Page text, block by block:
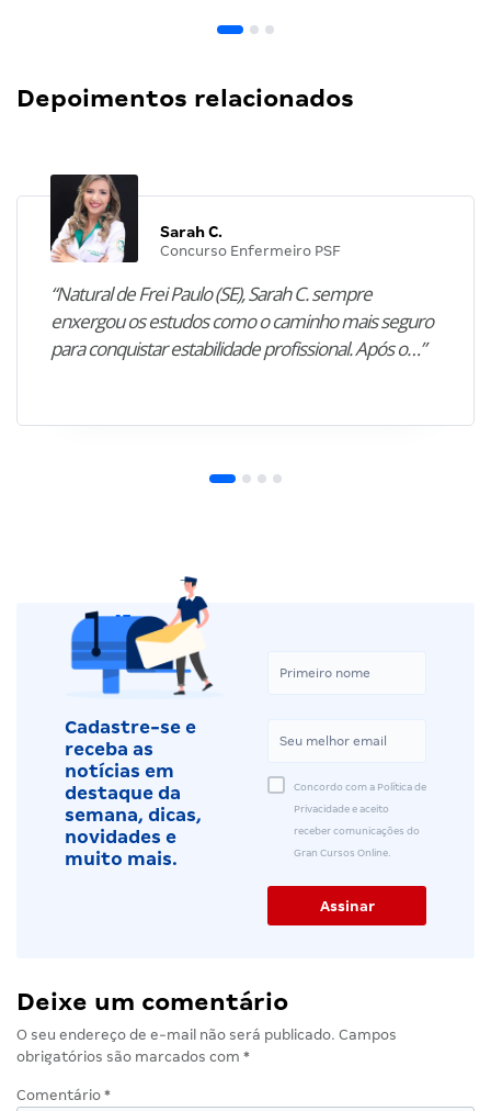
Depoimentos relacionados
Sarah C.
Concurso Enfermeiro PSF
“Natural de Frei Paulo (SE), Sarah C. sempre
enxergou os estudos como o caminho mais seguro
para conquistar estabilidade profissional. Após o…”
Cadastre-se e
receba as
notícias em
destaque da
semana, dicas,
novidades e
muito mais.
Concordo com a Política de
Privacidade e aceito
receber comunicações do
Gran Cursos Online.
Deixe um comentário
O seu endereço de e-mail não será publicado. Campos
obrigatórios são marcados com *
Comentário *